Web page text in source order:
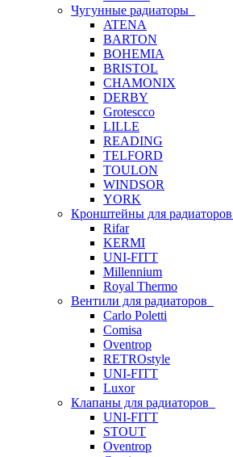
Чугунные радиаторы
ATENA
BARTON
BOHEMIA
BRISTOL
CHAMONIX
DERBY
Grotescco
LILLE
READING
TELFORD
TOULON
WINDSOR
YORK
Кронштейны для радиаторов
Rifar
KERMI
UNI-FITT
Millennium
Royal Thermo
Вентили для радиаторов
Carlo Poletti
Comisa
Oventrop
RETROstyle
UNI-FITT
Luxor
Клапаны для радиаторов
UNI-FITT
STOUT
Oventrop